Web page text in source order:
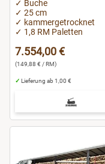
✓ Buche
✓ 25 cm
✓ kammergetrocknet
✓ 1,8 RM Paletten
7.554,00 €
(149,88 € / RM)
✓ Lieferung ab 1,00 €